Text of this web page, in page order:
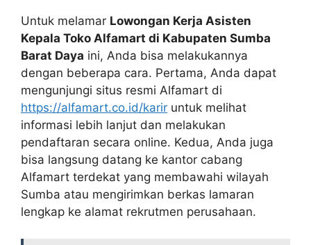
Untuk melamar Lowongan Kerja Asisten
Kepala Toko Alfamart di Kabupaten Sumba
Barat Daya ini, Anda bisa melakukannya
dengan beberapa cara. Pertama, Anda dapat
mengunjungi situs resmi Alfamart di
https://alfamart.co.id/karir untuk melihat
informasi lebih lanjut dan melakukan
pendaftaran secara online. Kedua, Anda juga
bisa langsung datang ke kantor cabang
Alfamart terdekat yang membawahi wilayah
Sumba atau mengirimkan berkas lamaran
lengkap ke alamat rekrutmen perusahaan.